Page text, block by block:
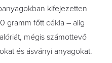
kifejezetten
gramm főtt cékla – alig
mégis számottevő
és ásványi anyagokat.